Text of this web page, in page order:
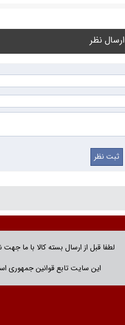
ارسال نظر
لطفا قبل از ارسال بسته کالا با ما
این سایت تابع قوانین جمهوری